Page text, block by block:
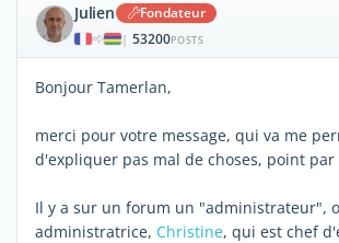
Julien Fondateur
| 53200POSTS
Bonjour Tamerlan,
merci pour votre message, qui va me
d'expliquer pas mal de choses, point
Il y a sur un forum un "administrateur",
administratrice, Christine, qui est chef